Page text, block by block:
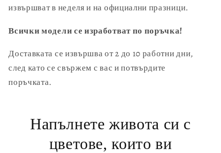
извършват в неделя и на официални празници.
Всички модели се изработват по поръчка!
Доставката се извършва от 2 до 10 работни дни,
след като се свържем с вас и потвърдите
поръчката.
Напълнете живота си с
цветове, които ви